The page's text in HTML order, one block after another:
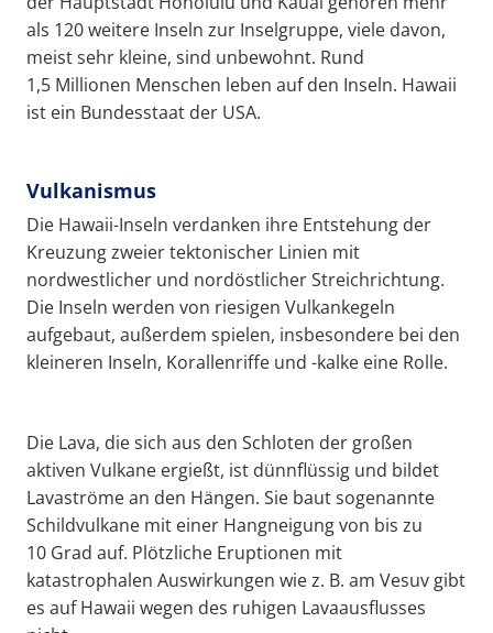
als 120 weitere Inseln zur Inselgruppe, viele davon,
meist sehr kleine, sind unbewohnt. Rund
1,5 Millionen Menschen leben auf den Inseln. Hawaii
ist ein Bundesstaat der USA.
Vulkanismus
Die Hawaii-Inseln verdanken ihre Entstehung der
Kreuzung zweier tektonischer Linien mit
nordwestlicher und nordöstlicher Streichrichtung.
Die Inseln werden von riesigen Vulkankegeln
aufgebaut, außerdem spielen, insbesondere bei den
kleineren Inseln, Korallenriffe und -kalke eine Rolle.
Die Lava, die sich aus den Schloten der großen
aktiven Vulkane ergießt, ist dünnflüssig und bildet
Lavaströme an den Hängen. Sie baut sogenannte
Schildvulkane mit einer Hangneigung von bis zu
10 Grad auf. Plötzliche Eruptionen mit
katastrophalen Auswirkungen wie z. B. am Vesuv gibt
es auf Hawaii wegen des ruhigen Lavaausflusses